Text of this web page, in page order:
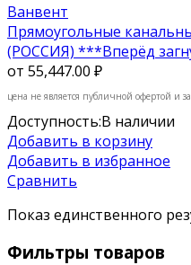
Ванвент
Прямоугольные
(РОССИЯ) ***Вперёд
от 55,447.00 ₽
цена не является публичной офертой и
Доступность:В наличии
Добавить в корзину
Добавить в избранное
Сравнить
Показ единственного
Фильтры товаров